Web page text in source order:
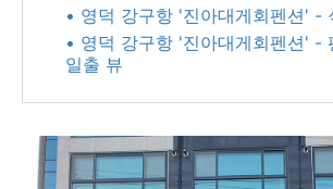
• 영덕 강구항 '진아대게회펜션' -
• 영덕 강구항 '진아대게회펜션' -
일출 뷰